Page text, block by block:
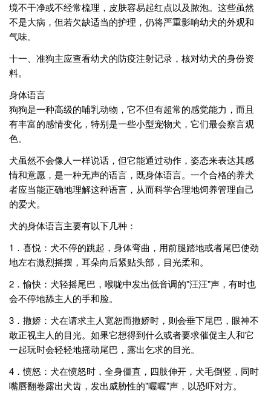
境不干净或不经常梳理，皮肤容易起红点以及脓泡。这些虽然
不是大病，但若欠缺适当的护理，仍将严重影响幼犬的外观和
气味。
十一、准狗主应查看幼犬的防疫注射记录，核对幼犬的身份资
料。
身体语言
狗狗是一种高级的哺乳动物，它不但有超常的感觉能力，而且
有丰富的感情变化，特别是一些小型宠物犬，它们最会察言观
色。
犬虽然不会像人一样说话，但它能通过动作，姿态来表达其感
情和意愿，是一种无声的语言，既身体语言。一个合格的养犬
者应当能正确地理解这种语言，从而科学合理地饲养管理自己
的爱犬。
犬的身体语言主要有以下几种：
1．喜悦：犬不停的跳起，身体弯曲，用前腿踏地或者尾巴使劲
地左右激烈摇摆，耳朵向后紧贴头部，目光柔和。
2．愉快：犬轻摇尾巴，喉咙中发出低音调的"汪汪"声，有时也
会不停地舔主人的手和脸。
3．撒娇：犬在请求主人宽恕而撒娇时，则会垂下尾巴，眼神不
敢正视主人的目光。如果它想得到什么或者要求催促主人和它
一起玩时会轻轻地摇动尾巴，露出乞求的目光。
4．愤怒：犬在愤怒时，全身僵直，四肢伸开，犬毛倒竖，同时
嘴唇翻卷露出犬齿，发出威胁性的"喔喔"声，以恐吓对方。